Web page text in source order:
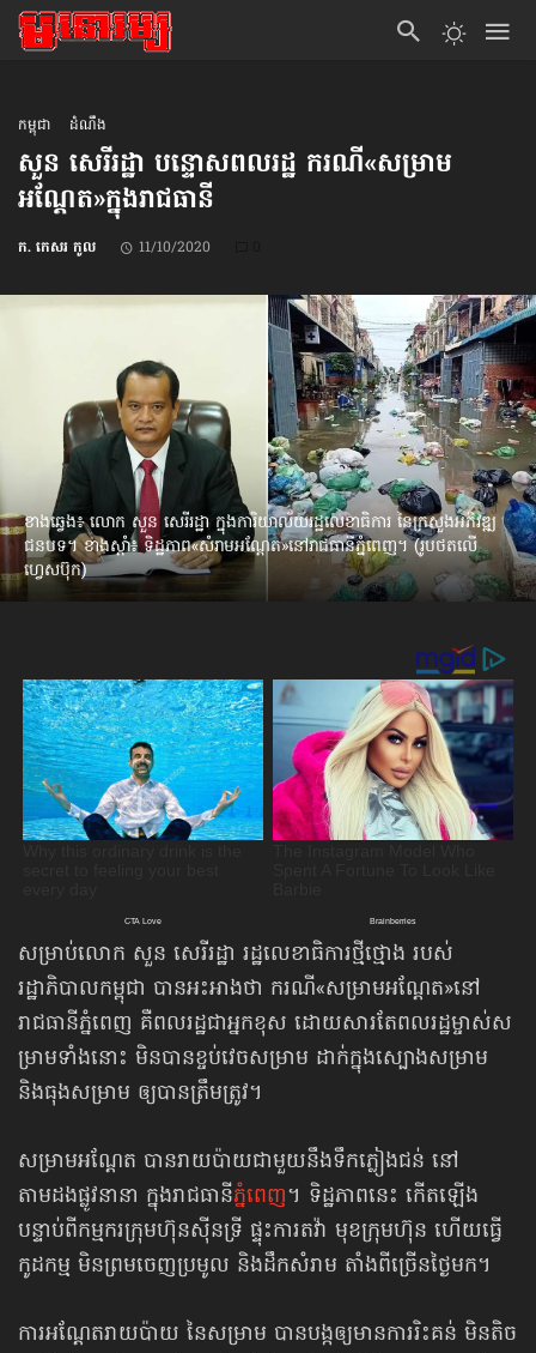
កម្ពុជា ដំណឹង
សួន សេរីរដ្ឋា បន្ទោសពលរដ្ឋ ករណី«សម្រាម
អណ្ដែត»​ក្នុងរាជធានី
ក. កេសរ កូល 11/10/2020
ខាងឆ្វេង៖ លោក សួន សេរីរដ្ឋា ក្នុងការិយាល័យរដ្ឋលេខាធិការ នៃក្រសួងអភិវឌ្ឍ
ជនបទ។ ខាងស្ដាំ៖ ទិដ្ឋភាព«សំរាមអណ្ដែត»នៅរាជធានីភ្នំពេញ។ (រូបថតលើ
ហ្វេសប៊ុក)
សម្រាប់លោក សួន សេរីរដ្ឋា រដ្ឋលេខាធិការថ្មីថ្មោង របស់
រដ្ឋាភិបាលកម្ពុជា បានអះអាង​ថា ករណី«សម្រាមអណ្ដែត»នៅ
រាជធានីភ្នំពេញ គឺពលរដ្ឋជាអ្នកខុស ដោយសារ​តែពលរដ្ឋ​ម្ចាស់ស
ម្រាមទាំងនោះ មិនបានខ្ចប់វេចសម្រាម ដាក់ក្នុង​ស្បោងសម្រាម
និងធុងសម្រាម ឲ្យបានត្រឹមត្រូវ។
សម្រាមអណ្ដែត បានរាយប៉ាយជាមួយនឹងទឹកភ្លៀងជន់ នៅ
តាមដងផ្លូវនានា ក្នុង​រាជធានី​ភ្នំពេញ។ ទិដ្ឋភាពនេះ កើតឡើង
បន្ទាប់ពីកម្មករ​ក្រុមហ៊ុន​ស៊ីនទ្រី ផ្ទុះ​ការ​តវ៉ា ​មុខ​ក្រុមហ៊ុន ហើយធ្វើ
កូដកម្ម ​មិន​ព្រម​ចេញ​ប្រមូល និង​ដឹក​សំរាម តាំងពីច្រើនថ្ងៃ​មក។
ការអណ្ដែតរាយប៉ាយ នៃសម្រាម បានបង្កឲ្យមានការរិះគន់ មិនតិច